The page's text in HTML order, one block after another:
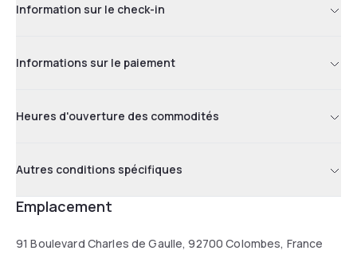
Information sur le check-in
Informations sur le paiement
Heures d'ouverture des commodités
Autres conditions spécifiques
Emplacement
91 Boulevard Charles de Gaulle, 92700 Colombes, France